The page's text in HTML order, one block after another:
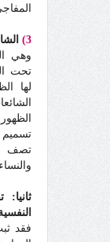
3)
وهي
تحت
لها
تسميم
تصف
فقد